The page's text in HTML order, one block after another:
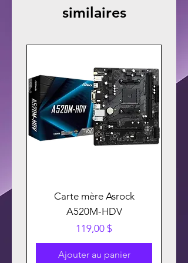
similaires
Carte mère Asrock
A520M-HDV
Prix
119,00 $
Ajouter au panier